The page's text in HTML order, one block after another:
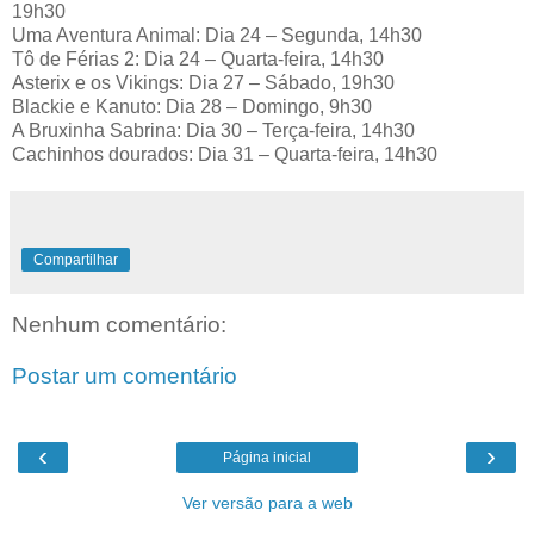
19h30
Uma Aventura Animal: Dia 24 – Segunda, 14h30
Tô de Férias 2: Dia 24 – Quarta-feira, 14h30
Asterix e os Vikings: Dia 27 – Sábado, 19h30
Blackie e Kanuto: Dia 28 – Domingo, 9h30
A Bruxinha Sabrina: Dia 30 – Terça-feira, 14h30
Cachinhos dourados: Dia 31 – Quarta-feira, 14h30
Compartilhar
Nenhum comentário:
Postar um comentário
‹ ›
Página inicial
Ver versão para a web